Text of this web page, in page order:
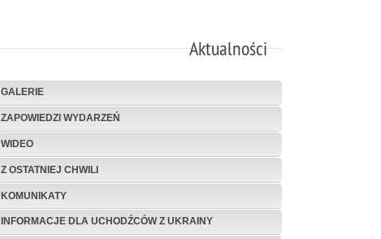
Aktualności
GALERIE
ZAPOWIEDZI WYDARZEŃ
WIDEO
Z OSTATNIEJ CHWILI
KOMUNIKATY
INFORMACJE DLA UCHODŹCÓW Z UKRAINY